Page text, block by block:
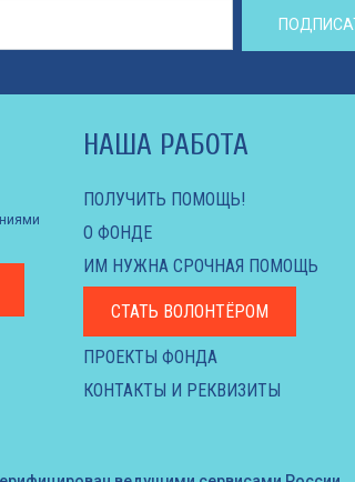
НАША РАБОТА
ПОЛУЧИТЬ ПОМОЩЬ!
О ФОНДЕ
ИМ НУЖНА СРОЧНАЯ ПОМОЩЬ
СТАТЬ ВОЛОНТЁРОМ
ПРОЕКТЫ ФОНДА
КОНТАКТЫ И РЕКВИЗИТЫ